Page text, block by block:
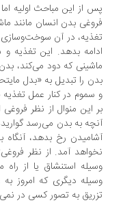
از این مباحث اولیه اما او
بدن انسان مانند ماشین
در آن سوخت‌وسازی رخ
بدهد. این تغذیه و
که دود می‌کند، بدن
را تبدیل به «بدل مایتحلل»
در کنار عمل تغذیه باعث
این منوال از نظر فروغی اگر
به بدن می‌رسد گواریده
رخ بدهد، آنگاه
آمد. از نظر فروغی: «چه
استنشاق یا از راه
به تصور کسی در نمی‌آمد؟»